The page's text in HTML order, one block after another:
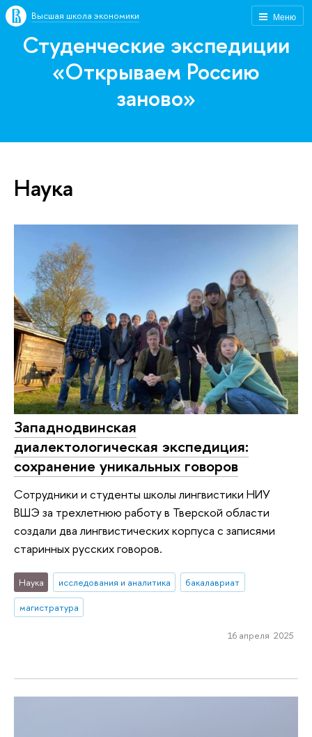
Меню
Высшая школа экономики
Студенческие экспедиции
«Открываем Россию
заново»
Наука
Западнодвинская
диалектологическая экспедиция:
сохранение уникальных говоров
Сотрудники и студенты школы лингвистики НИУ
ВШЭ за трехлетнюю работу в Тверской области
создали два лингвистических корпуса с записями
старинных русских говоров.
Наука исследования и аналитика
бакалавриат
магистратура
16 апреля 2025